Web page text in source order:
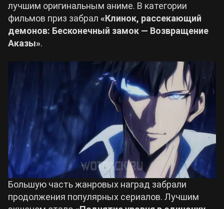
лучшим оригинальным аниме. В категории
фильмов приз забрал «Клинок, рассекающий
демонов: Бесконечный замок — Возвращение
Аказы».
Большую часть жанровых наград забрали
продолжения популярных сериалов. Лучшим